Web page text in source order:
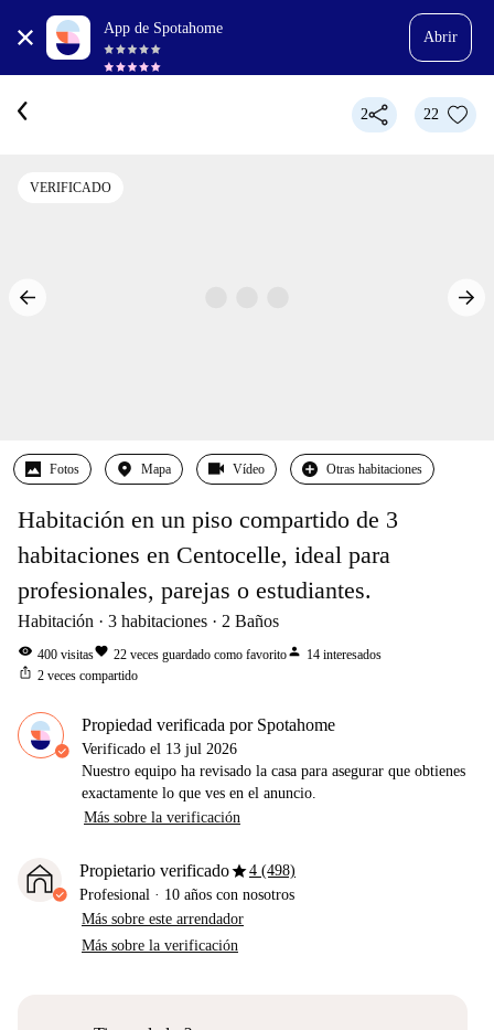
App de Spotahome
Abrir
2 22
VERIFICADO
Fotos Mapa Vídeo Otras habitaciones
Habitación en un piso compartido de 3
habitaciones en Centocelle, ideal para
profesionales, parejas o estudiantes.
Habitación 3 habitaciones 2 Baños
visibility 400 visitasfavorite 22 veces guardado como favoritoperson 14 interesados
ios_share 2 veces compartido
Propiedad verificada por Spotahome
Verificado el 13 jul 2026
Nuestro equipo ha revisado la casa para asegurar que obtienes
exactamente lo que ves en el anuncio.
Más sobre la verificación
Propietario verificadostar4 (498)
Profesional · 10 años con nosotros
Más sobre este arrendador
Más sobre la verificación